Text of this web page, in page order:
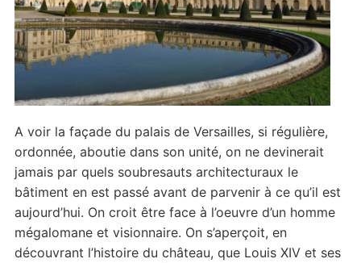
A voir la façade du palais de Versailles, si régulière,
ordonnée, aboutie dans son unité, on ne devinerait
jamais par quels soubresauts architecturaux le
bâtiment en est passé avant de parvenir à ce qu’il est
aujourd’hui. On croit être face à l’oeuvre d’un homme
mégalomane et visionnaire. On s’aperçoit, en
découvrant l’histoire du château, que Louis XIV et ses